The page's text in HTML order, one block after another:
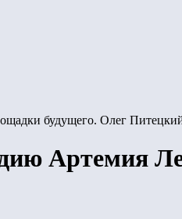
будущего. Олег
Артемия